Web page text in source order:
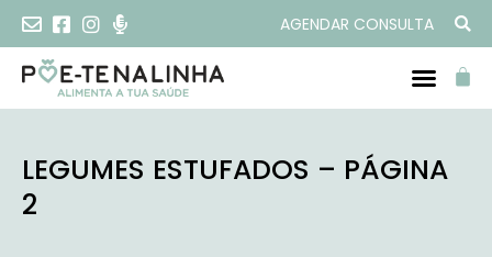
AGENDAR CONSULTA
LEGUMES ESTUFADOS – PÁGINA
2